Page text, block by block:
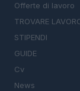
Offerte di lavoro
TROVARE
STIPENDI
GUIDE
Cv
News